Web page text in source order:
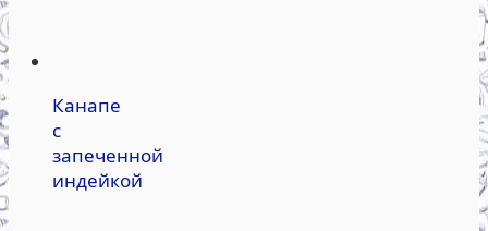
Канапе
с
запеченной
индейкой